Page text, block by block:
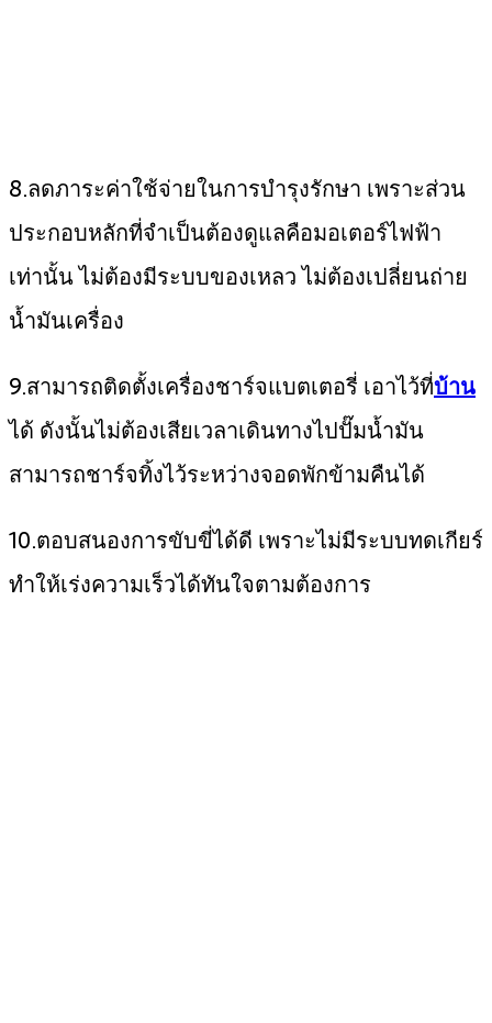
8.ลดภาระค่าใช้จ่ายในการบำรุงรักษา เพราะส่วน
ประกอบหลักที่จำเป็นต้องดูแลคือมอเตอร์ไฟฟ้า
เท่านั้น ไม่ต้องมีระบบของเหลว ไม่ต้องเปลี่ยนถ่าย
น้ำมันเครื่อง
9.สามารถติดตั้งเครื่องชาร์จแบตเตอรี่ เอาไว้ที่บ้าน
ได้ ดังนั้นไม่ต้องเสียเวลาเดินทางไปปั๊มน้ำมัน
สามารถชาร์จทิ้งไว้ระหว่างจอดพักข้ามคืนได้
10.ตอบสนองการขับขี่ได้ดี เพราะไม่มีระบบทดเกียร์
ทำให้เร่งความเร็วได้ทันใจตามต้องการ